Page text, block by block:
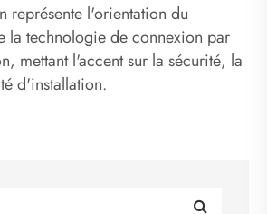
représente l'orientation du
la technologie de connexion par
mettant l'accent sur la sécurité, la
d'installation.